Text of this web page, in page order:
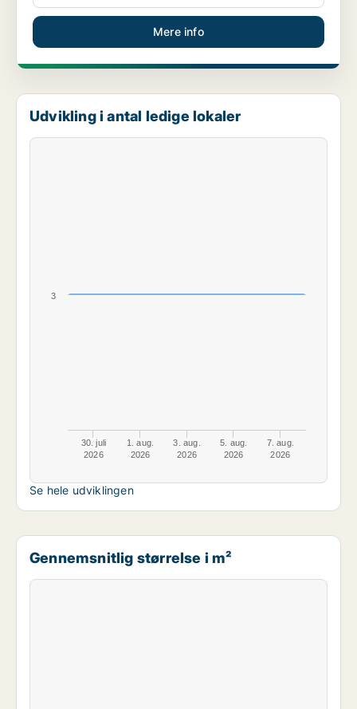
Mere info
Udvikling i antal ledige lokaler
30. juli
2026
1. aug.
2026
3. aug.
2026
5. aug.
2026
7. aug.
2026
3
Se hele udviklingen
Gennemsnitlig størrelse i m²